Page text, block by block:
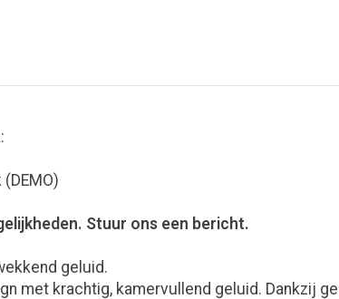
Stuur ons een bericht.
geluid.
met krachtig, kamervullend geluid. Dankzij